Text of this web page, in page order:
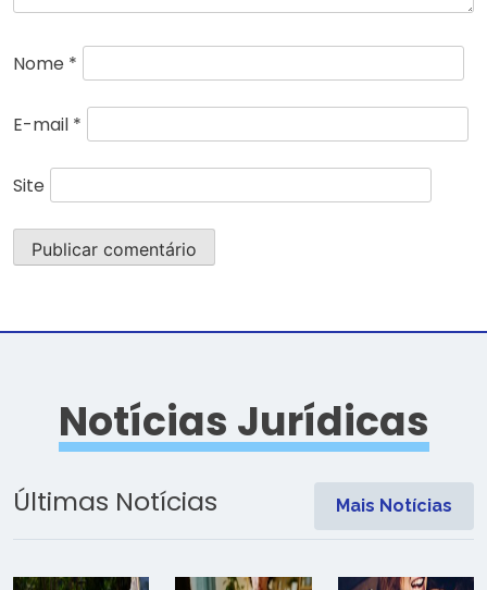
Nome *
E-mail *
Site
Notícias Jurídicas
Últimas Notícias Mais Notícias